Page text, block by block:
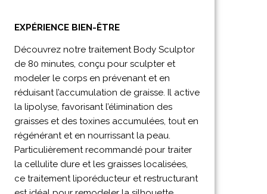
EXPÉRIENCE BIEN-ÊTRE
Découvrez notre traitement Body Sculptor
de 80 minutes, conçu pour sculpter et
modeler le corps en prévenant et en
réduisant l’accumulation de graisse. Il active
la lipolyse, favorisant l’élimination des
graisses et des toxines accumulées, tout en
régénérant et en nourrissant la peau.
Particulièrement recommandé pour traiter
la cellulite dure et les graisses localisées,
ce traitement liporéducteur et restructurant